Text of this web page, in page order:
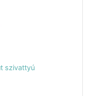
szivattyú